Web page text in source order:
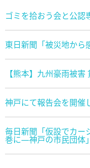
ゴミを拾おう会と公認
東日新聞「被災地から
【熊本】九州豪雨被
神戸にて報告会を開催
毎日新聞「仮設でカー
巻に―神戸の市民団体」